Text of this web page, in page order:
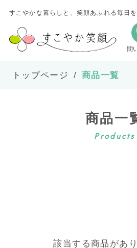
すこやかな暮らしと、笑顔あふれる毎日を
問
トップページ 商品一覧
商品一
Products
並び替え
該当する商品があり